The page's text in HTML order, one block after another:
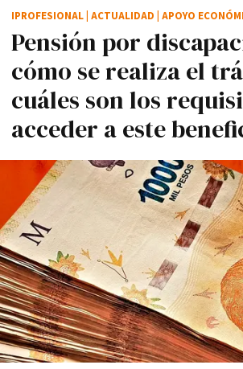
Pensión por
cómo se realiza el
cuáles son los
acceder a este
IPROFESIONAL ACTUALIDAD APOYO